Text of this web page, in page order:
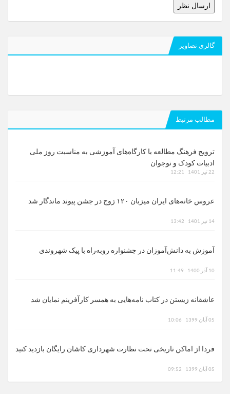
ارسال نظر
گالری تصاویر
مطالب مرتبط
ترویج فرهنگ مطالعه با کارگاه‌های آموزشی به مناسبت روز ملی
ادبیات کودک و نوجوان
22 تیر 1401 12:21
عروس خانه‌های ایران میزبان ۱۲۰ زوج در جشن پیوند ماندگار شد
14 تیر 1401 13:42
آموزش‌ به دانش‌آموزان در جشنواره روبه‌راه با پیک شهروندی
10 آذر 1400 11:49
عاشقانه زیستن در کتاب نامه‌هایی به همسر کارآفرینم نمایان شد
05 آبان 1399 10:06
فردا از اماکن تاریخی تحت نظارت شهرداری کاشان رایگان بازدید کنید
05 آبان 1399 09:52